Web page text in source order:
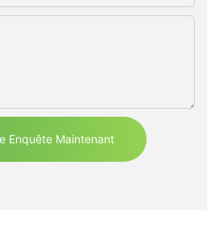
Enquête Maintenant